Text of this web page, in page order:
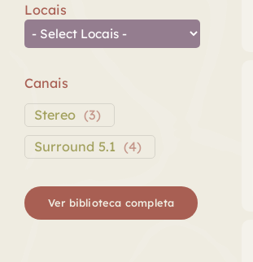
Locais
Canais
Stereo (3)
Surround 5.1 (4)
Ver biblioteca completa